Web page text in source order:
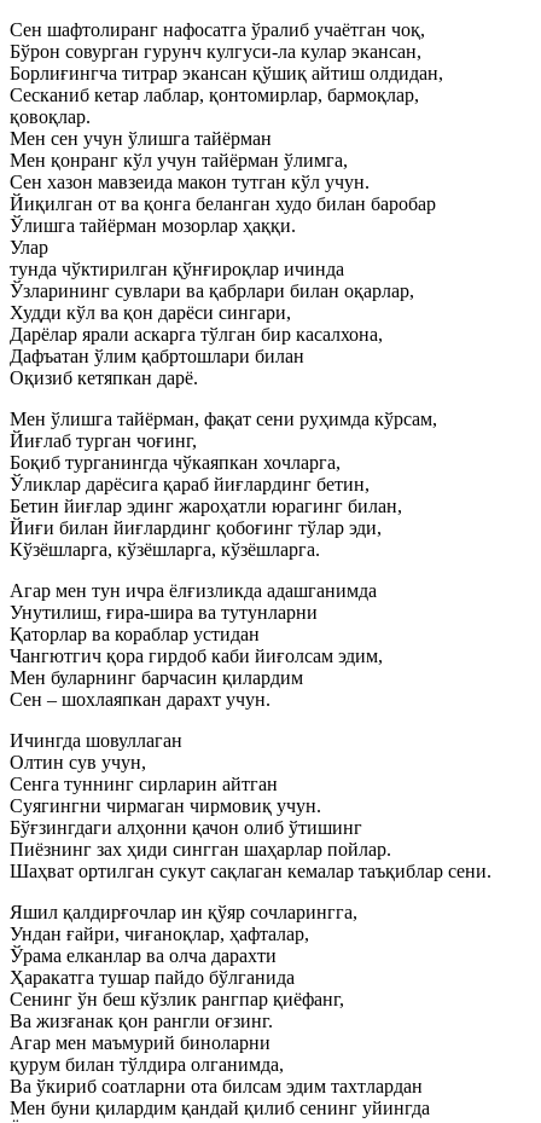
Сен шафтолиранг нафосатга ўралиб учаётган чоқ,
Бўрон совурган гурунч кулгуси-ла кулар экансан,
Борлиғингча титрар экансан қўшиқ айтиш олдидан,
Сесканиб кетар лаблар, қонтомирлар, бармоқлар,
қовоқлар.
Мен сен учун ўлишга тайёрман
Мен қонранг кўл учун тайёрман ўлимга,
Сен хазон мавзеида макон тутган кўл учун.
Йиқилган от ва қонга беланган худо билан баробар
Ўлишга тайёрман мозорлар ҳаққи.
Улар
тунда чўктирилган қўнғироқлар ичинда
Ўзларининг сувлари ва қабрлари билан оқарлар,
Худди кўл ва қон дарёси сингари,
Дарёлар ярали аскарга тўлган бир касалхона,
Дафъатан ўлим қабртошлари билан
Оқизиб кетяпкан дарё.
Мен ўлишга тайёрман, фақат сени руҳимда кўрсам,
Йиғлаб турган чоғинг,
Боқиб турганингда чўкаяпкан хочларга,
Ўликлар дарёсига қараб йиғлардинг бетин,
Бетин йиғлар эдинг жароҳатли юрагинг билан,
Йиғи билан йиғлардинг қобоғинг тўлар эди,
Кўзёшларга, кўзёшларга, кўзёшларга.
Агар мен тун ичра ёлғизликда адашганимда
Унутилиш, ғира-шира ва тутунларни
Қаторлар ва кораблар устидан
Чангютгич қора гирдоб каби йиғолсам эдим,
Мен буларнинг барчасин қилардим
Сен – шохлаяпкан дарахт учун.
Ичингда шовуллаган
Олтин сув учун,
Сенга туннинг сирларин айтган
Суягингни чирмаган чирмовиқ учун.
Бўғзингдаги алҳонни қачон олиб ўтишинг
Пиёзнинг зах ҳиди сингган шаҳарлар пойлар.
Шаҳват ортилган сукут сақлаган кемалар таъқиблар сени.
Яшил қалдирғочлар ин қўяр сочларингга,
Ундан ғайри, чиғаноқлар, ҳафталар,
Ўрама елканлар ва олча дарахти
Ҳаракатга тушар пайдо бўлганида
Сенинг ўн беш кўзлик рангпар қиёфанг,
Ва жизғанак қон рангли оғзинг.
Агар мен маъмурий биноларни
қурум билан тўлдира олганимда,
Ва ўкириб соатларни ота билсам эдим тахтлардан
Мен буни қилардим қандай қилиб сенинг уйингда